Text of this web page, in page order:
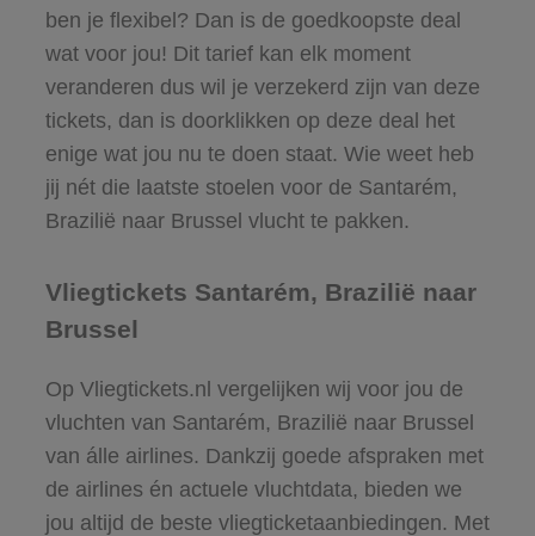
ben je flexibel? Dan is de goedkoopste deal
wat voor jou! Dit tarief kan elk moment
veranderen dus wil je verzekerd zijn van deze
tickets, dan is doorklikken op deze deal het
enige wat jou nu te doen staat. Wie weet heb
jij nét die laatste stoelen voor de Santarém,
Brazilië naar Brussel vlucht te pakken.
Vliegtickets Santarém, Brazilië naar
Brussel
Op Vliegtickets.nl vergelijken wij voor jou de
vluchten van Santarém, Brazilië naar Brussel
van álle airlines. Dankzij goede afspraken met
de airlines én actuele vluchtdata, bieden we
jou altijd de beste vliegticketaanbiedingen. Met